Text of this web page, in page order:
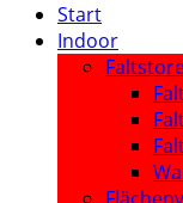
Start
Indoor